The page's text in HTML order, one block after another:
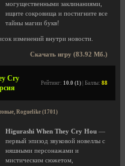
могущественными заклинаниями,
ищите сокровища и постигните все
тайны магии букв!
изменений внутри новости.
Скачать игру (83.92 Мб.)
Cry
Рейтинг: 10.0 (1) | Баллы: 88
Roguelike (1701)
Higurashi When They Cry Hou —
первый эпизод звуковой новеллы с
няшными персонажами и
мистическим сюжетом,